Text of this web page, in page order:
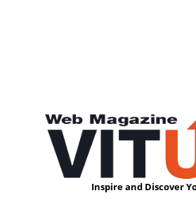
Inspire and Discover